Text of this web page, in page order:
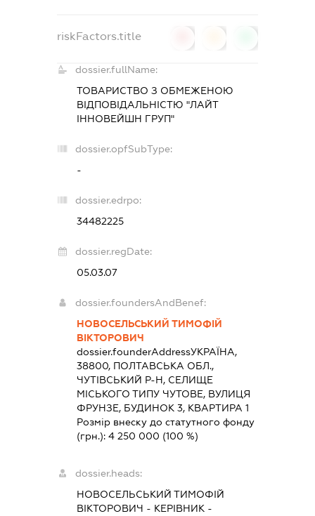
riskFactors.title
dossier.fullName:
ТОВАРИСТВО З ОБМЕЖЕНОЮ
ВІДПОВІДАЛЬНІСТЮ "ЛАЙТ
ІННОВЕЙШН ГРУП"
dossier.opfSubType:
-
dossier.edrpo:
34482225
dossier.regDate:
05.03.07
dossier.foundersAndBenef:
НОВОСЕЛЬСЬКИЙ ТИМОФІЙ
ВІКТОРОВИЧ
dossier.founderAddressУКРАЇНА,
38800, ПОЛТАВСЬКА ОБЛ.,
ЧУТІВСЬКИЙ Р-Н, СЕЛИЩЕ
МІСЬКОГО ТИПУ ЧУТОВЕ, ВУЛИЦЯ
ФРУНЗЕ, БУДИНОК 3, КВАРТИРА 1
Розмір внеску до статутного фонду
(грн.):4 250 000 (100 %)
dossier.heads:
НОВОСЕЛЬСЬКИЙ ТИМОФІЙ
ВІКТОРОВИЧ - КЕРІВНИК -